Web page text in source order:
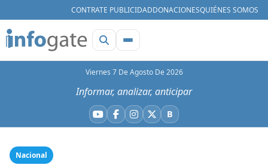
CONTRATE PUBLICIDADDONACIONESQUIÉNES SOMOS
Viernes 7 De Agosto De 2026
Informar, analizar, anticipar
YouTube
Facebook
Instagram
X BBluesky
Nacional